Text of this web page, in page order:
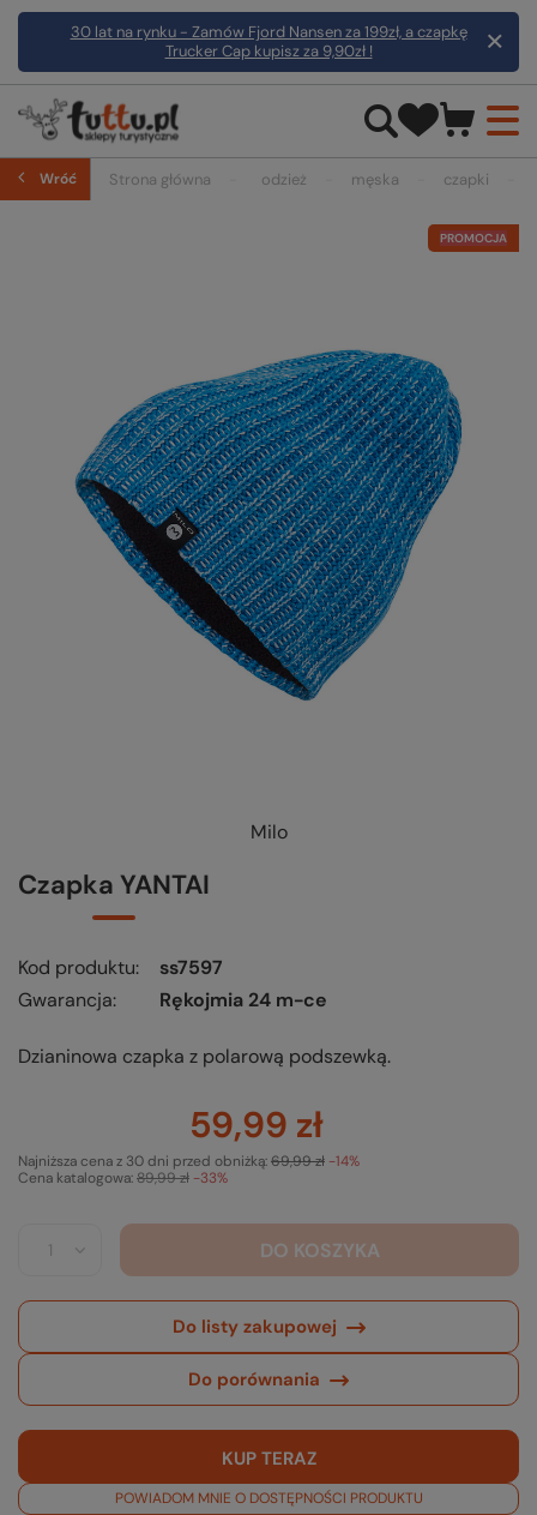
30 lat na rynku - Zamów Fjord Nansen za 199zł, a czapkę
Trucker Cap kupisz za 9,90zł !
Wróć Strona główna odzież męska czapki
PROMOCJA
KUP-SPRAWDŹ-WYMIEŃ
Milo
Czapka YANTAI
Kod produktu
ss7597
Gwarancja
Rękojmia 24 m-ce
Dzianinowa czapka z polarową podszewką.
59,99 zł
Cena katalogowa:89,99 zł -33%
Najniższa cena z 30 dni przed obniżką:69,99 zł -14%
DO KOSZYKA
Do listy zakupowej
Do porównania
KUP TERAZ
POWIADOM MNIE O DOSTĘPNOŚCI PRODUKTU